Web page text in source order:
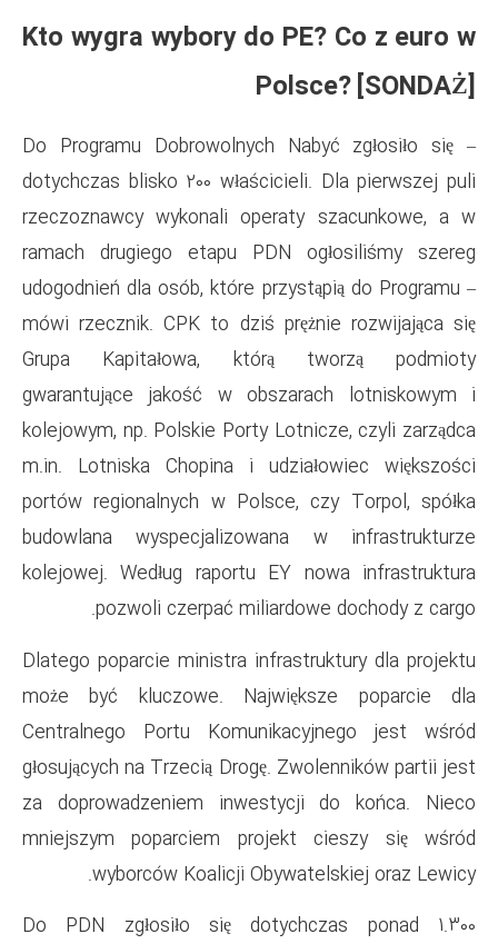
Kto wygra wybory do
– Do Programu Dobrowolnych
dotychczas blisko 200
rzeczoznawcy wykonali
ramach drugiego etapu
udogodnień dla osób, które
mówi rzecznik. CPK to dziś
Grupa Kapitałowa,
gwarantujące jakość w
kolejowym, np. Polskie Porty
m.in. Lotniska Chopina i
portów regionalnych w
budowlana
kolejowej. Według raportu
pozwoli czerpać
Dlatego poparcie ministra
może być kluczowe.
Centralnego Portu
głosujących na Trzecią Drogę.
za doprowadzeniem
mniejszym poparciem
wyborców Koalicji
Do PDN zgłosiło się